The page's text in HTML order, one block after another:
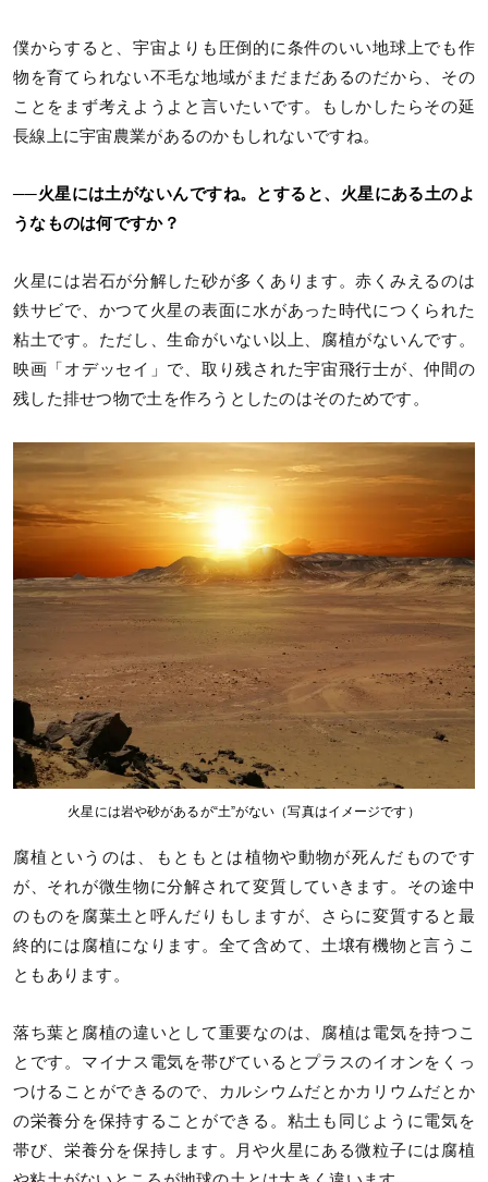
僕からすると、宇宙よりも圧倒的に条件のいい地球上でも作
物を育てられない不毛な地域がまだまだあるのだから、その
ことをまず考えようよと言いたいです。もしかしたらその延
長線上に宇宙農業があるのかもしれないですね。
──火星には土がないんですね。とすると、火星にある土のよ
うなものは何ですか？
火星には岩石が分解した砂が多くあります。赤くみえるのは
鉄サビで、かつて火星の表面に水があった時代につくられた
粘土です。ただし、生命がいない以上、腐植がないんです。
映画「オデッセイ」で、取り残された宇宙飛行士が、仲間の
残した排せつ物で土を作ろうとしたのはそのためです。
火星には岩や砂があるが“土”がない（写真はイメージです）
腐植というのは、もともとは植物や動物が死んだものです
が、それが微生物に分解されて変質していきます。その途中
のものを腐葉土と呼んだりもしますが、さらに変質すると最
終的には腐植になります。全て含めて、土壌有機物と言うこ
ともあります。
落ち葉と腐植の違いとして重要なのは、腐植は電気を持つこ
とです。マイナス電気を帯びているとプラスのイオンをくっ
つけることができるので、カルシウムだとかカリウムだとか
の栄養分を保持することができる。粘土も同じように電気を
帯び、栄養分を保持します。月や火星にある微粒子には腐植